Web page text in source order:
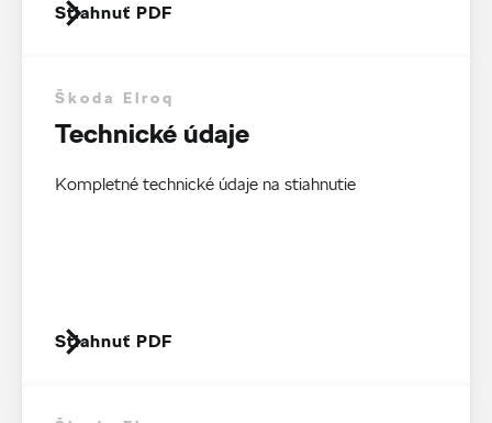
Stiahnuť PDF
Škoda Elroq
Technické údaje
Kompletné technické údaje na stiahnutie
Stiahnuť PDF